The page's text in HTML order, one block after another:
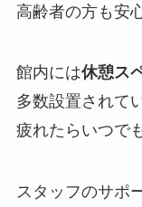
高齢者の方も安
館内には休憩ス
多数設置されて
疲れたらいつで
スタッフのサポ